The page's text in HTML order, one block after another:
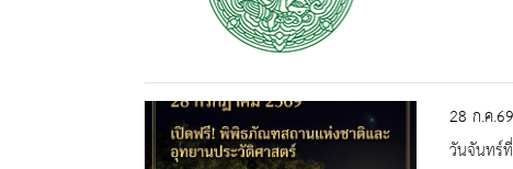
28 ก.ค
วันจันทร์